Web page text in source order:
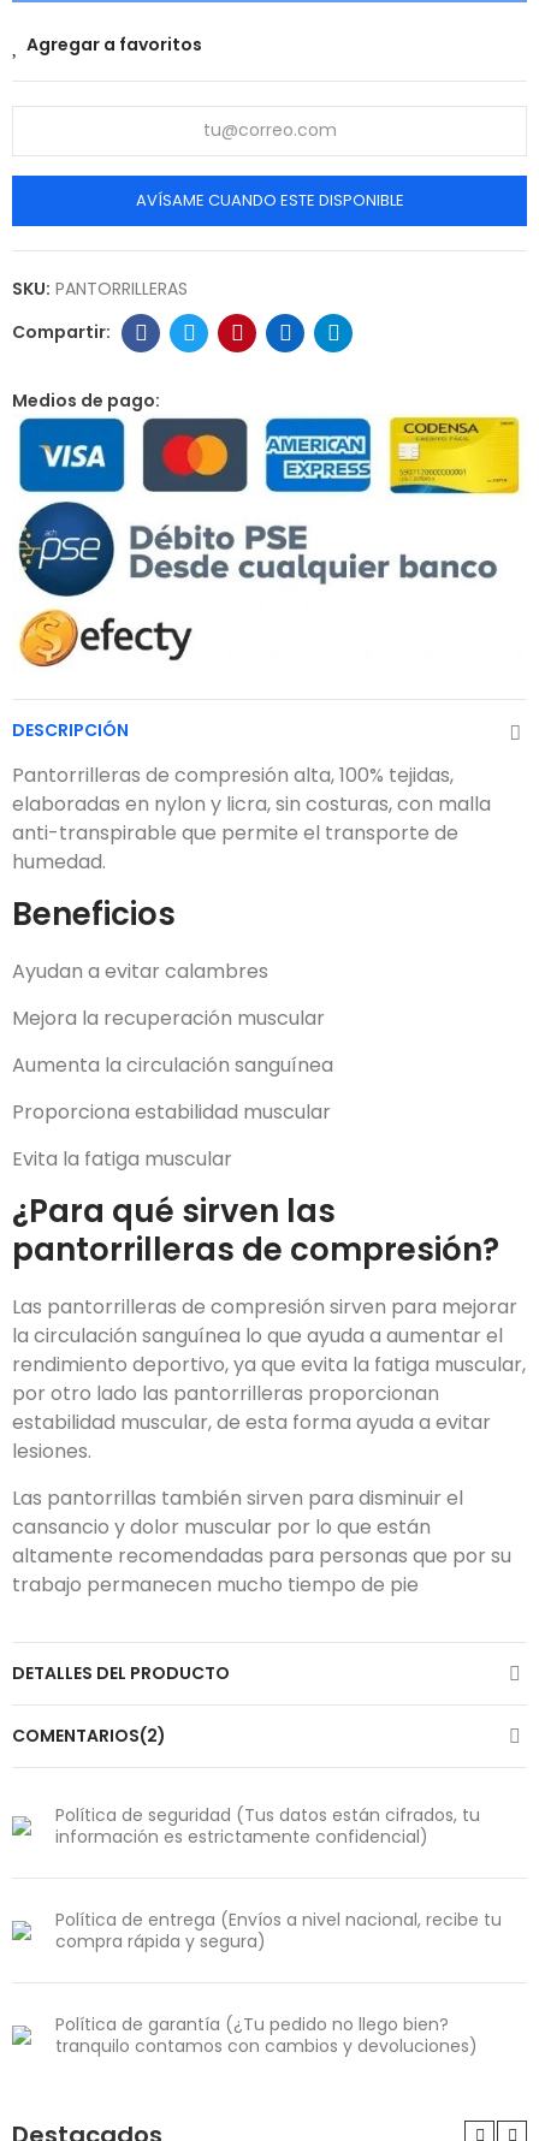
Agregar a favoritos
AVÍSAME CUANDO ESTE DISPONIBLE
SKU: PANTORRILLERAS
Medios de pago:
DESCRIPCIÓN
Pantorrilleras de compresión alta, 100% tejidas,
elaboradas en nylon y licra, sin costuras, con malla
anti-transpirable que permite el transporte de
humedad.
Beneficios
Ayudan a evitar calambres
Mejora la recuperación muscular
Aumenta la circulación sanguínea
Proporciona estabilidad muscular
Evita la fatiga muscular
¿Para qué sirven las
pantorrilleras de compresión?
Las pantorrilleras de compresión sirven para mejorar
la circulación sanguínea lo que ayuda a aumentar el
rendimiento deportivo, ya que evita la fatiga muscular,
por otro lado las pantorrilleras proporcionan
estabilidad muscular, de esta forma ayuda a evitar
lesiones.
Las pantorrillas también sirven para disminuir el
cansancio y dolor muscular por lo que están
altamente recomendadas para personas que por su
trabajo permanecen mucho tiempo de pie
DETALLES DEL PRODUCTO
COMENTARIOS(2)
Política de seguridad (Tus datos están cifrados, tu
información es estrictamente confidencial)
Política de entrega (Envíos a nivel nacional, recibe tu
compra rápida y segura)
Política de garantía (¿Tu pedido no llego bien?
tranquilo contamos con cambios y devoluciones)